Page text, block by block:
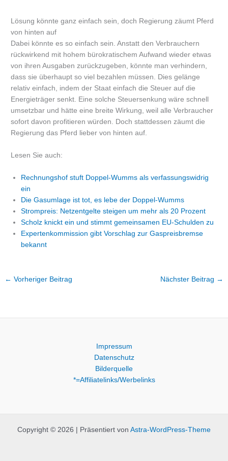
Lösung könnte ganz einfach sein, doch Regierung zäumt Pferd
von hinten auf
Dabei könnte es so einfach sein. Anstatt den Verbrauchern
rückwirkend mit hohem bürokratischem Aufwand wieder etwas
von ihren Ausgaben zurückzugeben, könnte man verhindern,
dass sie überhaupt so viel bezahlen müssen. Dies gelänge
relativ einfach, indem der Staat einfach die Steuer auf die
Energieträger senkt. Eine solche Steuersenkung wäre schnell
umsetzbar und hätte eine breite Wirkung, weil alle Verbraucher
sofort davon profitieren würden. Doch stattdessen zäumt die
Regierung das Pferd lieber von hinten auf.
Lesen Sie auch:
Rechnungshof stuft Doppel-Wumms als verfassungswidrig
ein
Die Gasumlage ist tot, es lebe der Doppel-Wumms
Strompreis: Netzentgelte steigen um mehr als 20 Prozent
Scholz knickt ein und stimmt gemeinsamen EU-Schulden zu
Expertenkommission gibt Vorschlag zur Gaspreisbremse
bekannt
← Vorheriger Beitrag Nächster Beitrag →
Impressum
Datenschutz
Bilderquelle
*=Affiliatelinks/Werbelinks
Copyright © 2026 | Präsentiert von Astra-WordPress-Theme